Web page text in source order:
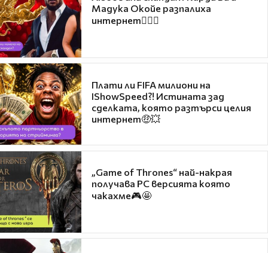
Мадука Окойе разпалиха
интернет❤️‍🔥🔥
Плати ли FIFA милиони на
IShowSpeed?! Истината зад
сделката, която разтърси целия
интернет🤑💥
„Game of Thrones“ най-накрая
получава PC версията която
чакахме🎮🤩